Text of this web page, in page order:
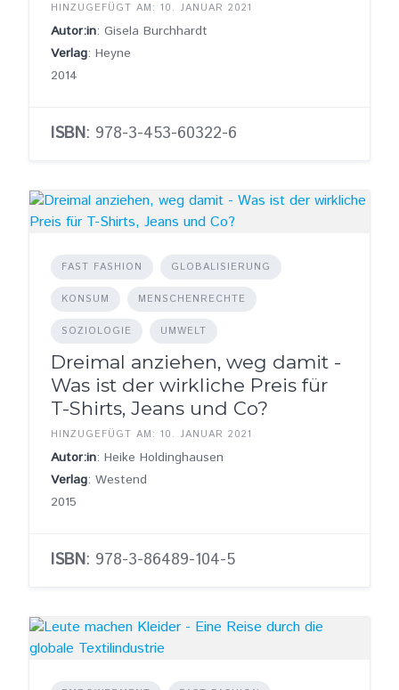
HINZUGEFÜGT AM: 10. JANUAR 2021
Autor:in: Gisela Burchhardt
Verlag: Heyne
2014
ISBN: 978-3-453-60322-6
FAST FASHION GLOBALISIERUNG
KONSUM MENSCHENRECHTE
SOZIOLOGIE UMWELT
Dreimal anziehen, weg damit -
Was ist der wirkliche Preis für
T-Shirts, Jeans und Co?
HINZUGEFÜGT AM: 10. JANUAR 2021
Autor:in: Heike Holdinghausen
Verlag: Westend
2015
ISBN: 978-3-86489-104-5